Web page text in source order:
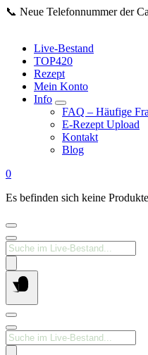
Springe
📞 Neue Telefonnummer der
Live-Bestand
TOP420
Rezept
Mein Konto
Info
FAQ – Häufige
E-Rezept Upload
Kontakt
Blog
0
Es befinden sich keine
Products
search
Products
search